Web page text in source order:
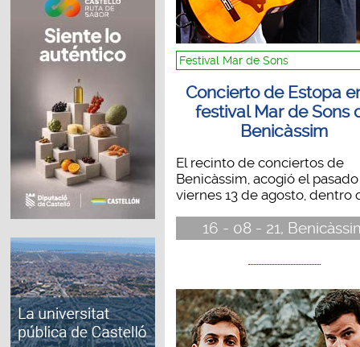
Festival Mar de Sons
Concierto de Estopa
festival Mar de Sons
Benicàssim
El recinto de conciertos de
Benicàssim, acogió el pasado
viernes 13 de agosto, dentro
16 - 08 - 21,